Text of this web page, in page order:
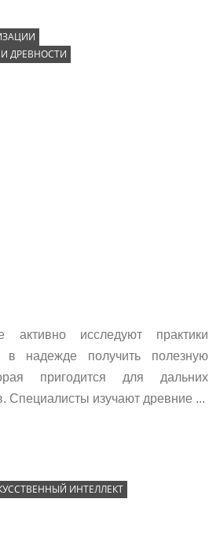
ДРЕВНОСТИ
активно исследуют практики
в надежде получить полезную
пригодится для дальних
Специалисты изучают древние ...
ИНТЕЛЛЕКТ